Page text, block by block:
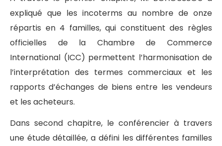
expliqué que les incoterms au nombre de onze
répartis en 4 familles, qui constituent des règles
officielles de la Chambre de Commerce
International (ICC) permettent l’harmonisation de
l’interprétation des termes commerciaux et les
rapports d’échanges de biens entre les vendeurs
et les acheteurs.
Dans second chapitre, le conférencier à travers
une étude détaillée, a défini les différentes familles